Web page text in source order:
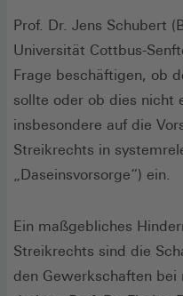
Prof. Dr. Jens Schubert
Universität Cottbus-
Frage beschäftigen, ob
sollte oder ob dies nicht
insbesondere auf die
Streikrechts in
„Daseinsvorsorge“) ein.
Ein maßgebliches
Streikrechts sind die
den Gewerkschaften